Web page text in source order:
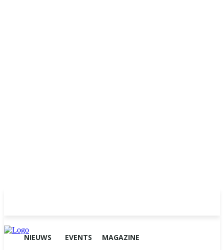
NIEUWS EVENTS MAGAZINE